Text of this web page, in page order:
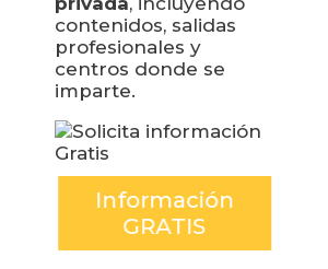
contenidos, salidas
profesionales y
centros donde se
imparte.
Información
GRATIS